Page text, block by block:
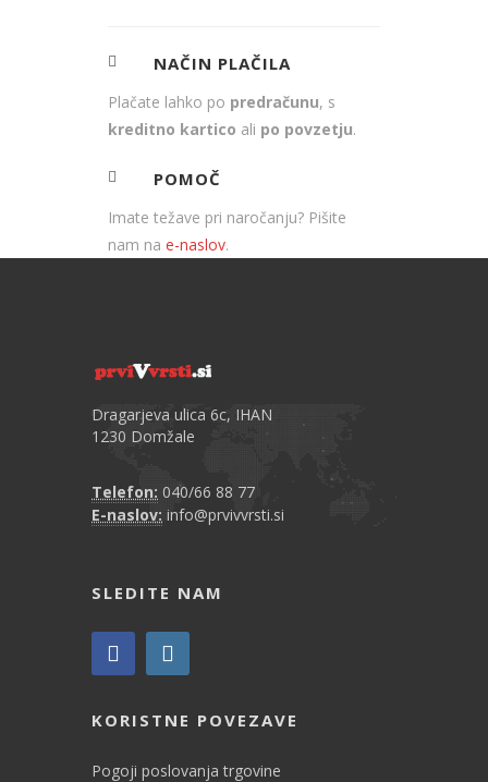
NAČIN PLAČILA
Plačate lahko po predračunu, s
kreditno kartico ali po povzetju.
POMOČ
Imate težave pri naročanju? Pišite
nam na e-naslov.
Dragarjeva ulica 6c, IHAN
1230 Domžale
Telefon: 040/66 88 77
E-naslov: info@prvivvrsti.si
SLEDITE NAM
KORISTNE POVEZAVE
Pogoji poslovanja trgovine